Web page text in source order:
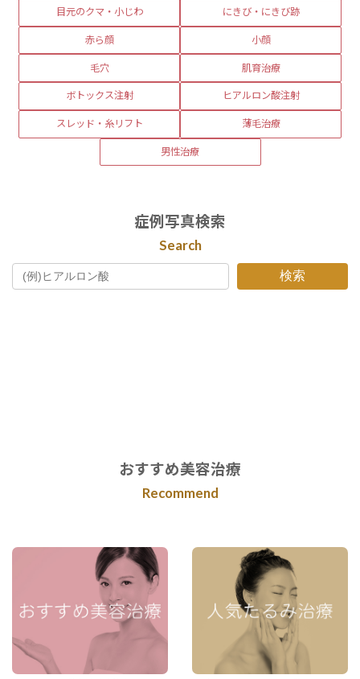
目元のクマ・小じわ にきび・にきび跡
赤ら顔 小顔
毛穴 肌育治療
ボトックス注射 ヒアルロン酸注射
スレッド・糸リフト 薄毛治療
男性治療
症例写真検索
Search
検索
おすすめ美容治療
Recommend